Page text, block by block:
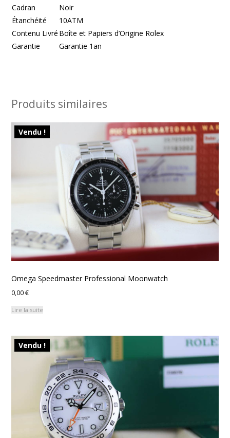
Cadran
Noir
Étanchéité
10ATM
Contenu Livré Boîte et Papiers d’Origine Rolex
Garantie
Garantie 1an
Produits similaires
Vendu !
Omega Speedmaster Professional Moonwatch
0,00€
Lire la suite
Vendu !